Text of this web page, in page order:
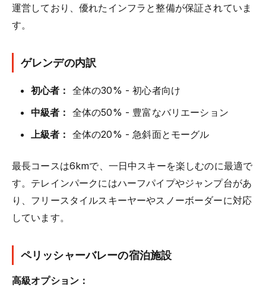
運営しており、優れたインフラと整備が保証されていま
す。
ゲレンデの内訳
初心者： 全体の30% - 初心者向け
中級者： 全体の50% - 豊富なバリエーション
上級者： 全体の20% - 急斜面とモーグル
最長コースは6kmで、一日中スキーを楽しむのに最適で
す。テレインパークにはハーフパイプやジャンプ台があ
り、フリースタイルスキーヤーやスノーボーダーに対応
しています。
ペリッシャーバレーの宿泊施設
高級オプション：